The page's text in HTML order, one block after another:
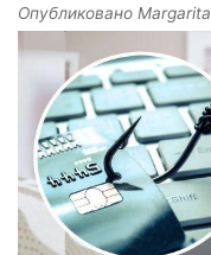
Опубликовано Margarita